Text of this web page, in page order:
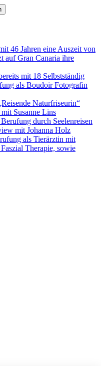
46 Jahren eine Auszeit von
auf Gran Canaria ihre
mit 18 Selbstständig
als Boudoir Fotografin
Naturfriseurin“
Susanne Lins
durch Seelenreisen
mit Johanna Holz
als Tierärztin mit
Therapie, sowie